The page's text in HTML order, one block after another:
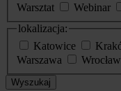
Warsztat
Webinar
lokalizacja:
Katowice
Warszawa
Wrocław
Wyszukaj